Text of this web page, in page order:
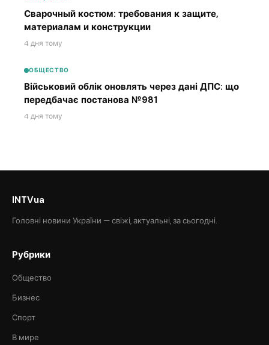
Сварочный костюм: требования к защите,
материалам и конструкции
4 дня тому
ОБЩЕСТВО
Військовий облік оновлять через дані ДПС: що
передбачає постанова №981
4 дня тому
INTVua
Головні новини України — свіжі, актуальні, за сьогодні.
Рубрики
Общество
Бизнес
Спорт
В мире